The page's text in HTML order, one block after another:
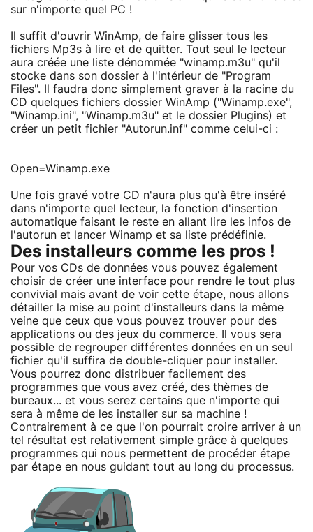
sur n'importe quel PC !
Il suffit d'ouvrir WinAmp, de faire glisser tous les
fichiers Mp3s à lire et de quitter. Tout seul le lecteur
aura créée une liste dénommée "winamp.m3u" qu'il
stocke dans son dossier à l'intérieur de "Program
Files". Il faudra donc simplement graver à la racine du
CD quelques fichiers dossier WinAmp ("Winamp.exe",
"Winamp.ini", "Winamp.m3u" et le dossier Plugins) et
créer un petit fichier "Autorun.inf" comme celui-ci :
Open=Winamp.exe
Une fois gravé votre CD n'aura plus qu'à être inséré
dans n'importe quel lecteur, la fonction d'insertion
automatique faisant le reste en allant lire les infos de
l'autorun et lancer Winamp et sa liste prédéfinie.
Des installeurs comme les pros !
Pour vos CDs de données vous pouvez également
choisir de créer une interface pour rendre le tout plus
convivial mais avant de voir cette étape, nous allons
détailler la mise au point d'installeurs dans la même
veine que ceux que vous pouvez trouver pour des
applications ou des jeux du commerce. Il vous sera
possible de regrouper différentes données en un seul
fichier qu'il suffira de double-cliquer pour installer.
Vous pourrez donc distribuer facilement des
programmes que vous avez créé, des thèmes de
bureaux... et vous serez certains que n'importe qui
sera à même de les installer sur sa machine !
Contrairement à ce que l'on pourrait croire arriver à un
tel résultat est relativement simple grâce à quelques
programmes qui nous permettent de procéder étape
par étape en nous guidant tout au long du processus.